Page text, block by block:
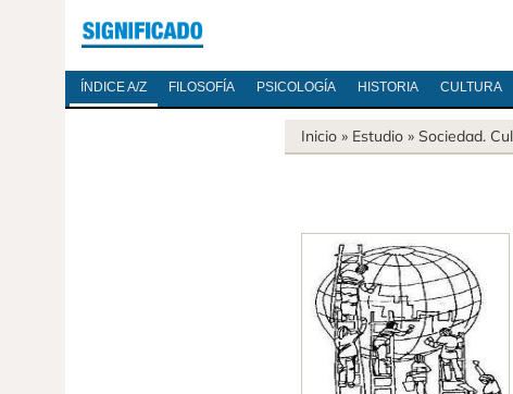
ÍNDICE A/Z FILOSOFÍA PSICOLOGÍA HISTORIA CULTURA
Inicio » Estudio » Sociedad.